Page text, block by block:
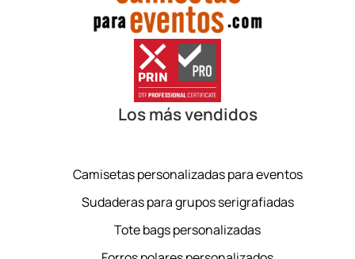
Los más vendidos
Camisetas personalizadas para eventos
Sudaderas para grupos serigrafiadas
Tote bags personalizadas